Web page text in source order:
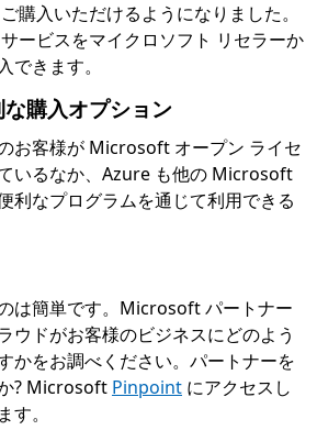
購入いただけるようになりました。
ービスをマイクロソフト リセラーか
できます。
購入オプション
お客様が Microsoft オープン ライセ
いるなか、Azure も他の Microsoft
利なプログラムを通じて利用できる
は簡単です。Microsoft パートナー
ウドがお客様のビジネスにどのよう
かをお調べください。パートナーを
? Microsoft Pinpoint にアクセスし
。